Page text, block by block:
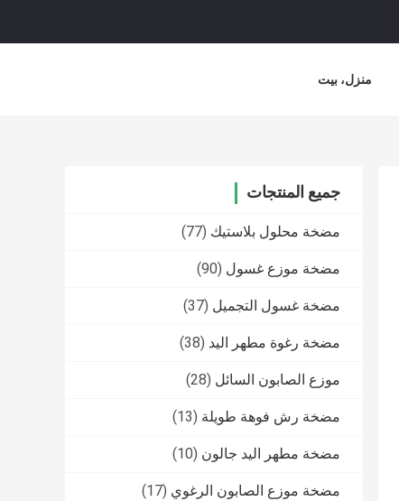
منزل، بيت
جميع المنتجات
مضخة محلول بلاستيك (77)
مضخة موزع غسول (90)
مضخة غسول التجميل (37)
مضخة رغوة مطهر اليد (38)
موزع الصابون السائل (28)
مضخة رش فوهة طويلة (13)
مضخة مطهر اليد جالون (10)
مضخة موزع الصابون الرغوي (17)